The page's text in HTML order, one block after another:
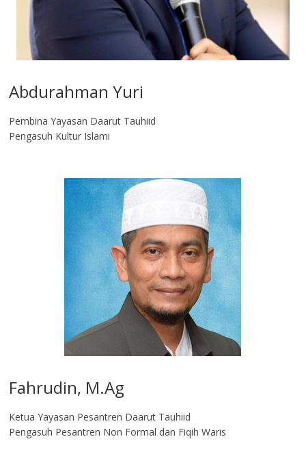
Abdurahman Yuri
Pembina Yayasan Daarut Tauhiid
Pengasuh Kultur Islami
Fahrudin, M.Ag​
Ketua Yayasan Pesantren Daarut Tauhiid
Pengasuh Pesantren Non Formal dan Fiqih Waris